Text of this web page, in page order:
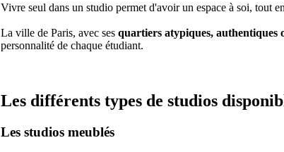
Vivre seul dans un studio permet d'avoir un espace à soi, tout
La ville de Paris, avec ses quartiers atypiques, authentiques
personnalité de chaque étudiant.
Les différents types de studios
Les studios meublés